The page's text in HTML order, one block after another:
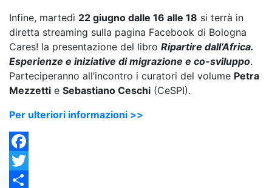
Infine, martedì 22 giugno dalle 16 alle 18 si terrà in
diretta streaming sulla pagina Facebook di Bologna
Cares! la presentazione del libro Ripartire dall’Africa.
Esperienze e iniziative di migrazione e co-sviluppo.
Parteciperanno all’incontro i curatori del volume Petra
Mezzetti e Sebastiano Ceschi (CeSPI).
Per ulteriori informazioni >>
Facebook
Twitter